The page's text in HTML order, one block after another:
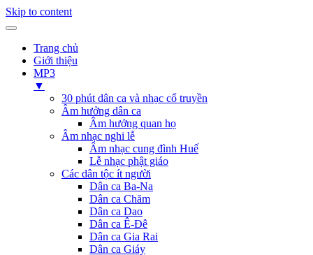
Skip to content
Trang chủ
Giới thiệu
MP3
▼
30 phút dân ca và nhạc cổ truyền
Âm hưởng dân ca
Âm hưởng quan họ
Âm nhạc nghi lễ
Âm nhạc cung đình Huế
Lễ nhạc phật giáo
Các dân tộc ít người
Dân ca Ba-Na
Dân ca Chăm
Dân ca Dao
Dân ca Ê-Đê
Dân ca Gia Rai
Dân ca Giáy